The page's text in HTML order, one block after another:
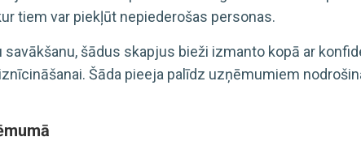
tiem var piekļūt nepiederošas personas.
šādus skapjus bieži izmanto kopā ar
Šāda pieeja palīdz uzņēmumiem